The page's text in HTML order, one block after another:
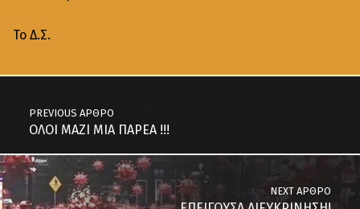
Το Δ.Σ.
PREVIOUS ΆΡΘΡΟ
ΟΛΟΙ ΜΑΖΙ ΜΙΑ ΠΑΡΕΑ !!!
NEXT ΆΡΘΡΟ